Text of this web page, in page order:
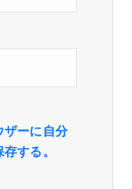
ザーに自分
する。